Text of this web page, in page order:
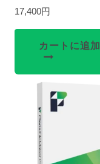
17,400円
カートに追加